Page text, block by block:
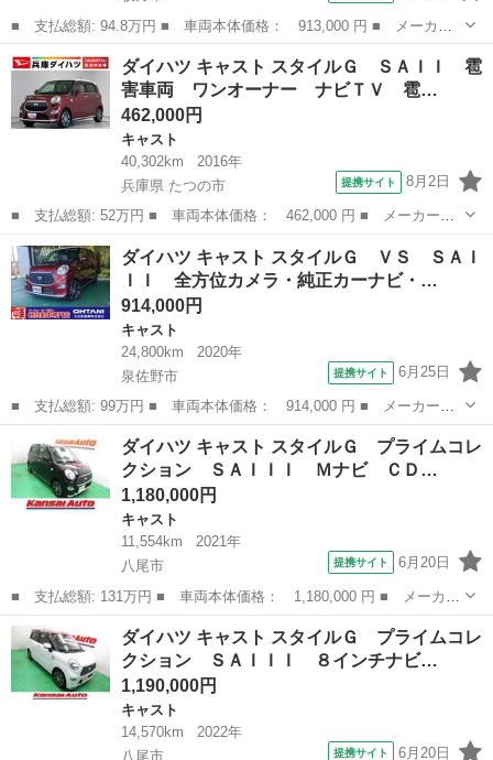
■ 支払総額: 94.8万円 ■ 車両本体価格： 913,000 円 ■ メーカー
名： ダイハツ ■ 車種名： キャスト ■ グレード名： スポーツ
ＳＡＩＩ スマートアシストＩＩ メモリナビ ワンセグＴＶ バッ
クカメラ Ｌ...
大阪 枚方市 キャスト
ダイハツ キャスト スタイルＧ ＳＡＩＩ 雹
害車両 ワンオーナー ナビＴＶ 雹…
462,000円
キャスト
40,302km
2016年
兵庫県 たつの市
提携サイト 8月2日
■ 支払総額: 52万円 ■ 車両本体価格： 462,000 円 ■ メーカー
名： ダイハツ ■ 車種名： キャスト ■ グレード名： スタイル
Ｇ ＳＡＩＩ 雹害車両 ワンオーナー ナビＴＶ 雹害車両 １年
保証 ワンオーナ...
兵庫 たつの市 キャスト
ダイハツ キャスト スタイルＧ ＶＳ ＳＡＩ
ＩＩ 全方位カメラ・純正カーナビ・…
914,000円
キャスト
24,800km
2020年
泉佐野市
提携サイト 6月25日
■ 支払総額: 99万円 ■ 車両本体価格： 914,000 円 ■ メーカー
名： ダイハツ ■ 車種名： キャスト ■ グレード名： スタイル
Ｇ ＶＳ ＳＡＩＩＩ 全方位カメラ・純正カーナビ・ドラレコ・Ｅ
ＴＣ・ＬＥＤヘッ...
泉佐野市 キャスト
ダイハツ キャスト スタイルＧ プライムコレ
クション ＳＡＩＩＩ Ｍナビ ＣＤ…
1,180,000円
キャスト
11,554km
2021年
八尾市
提携サイト 6月20日
■ 支払総額: 131万円 ■ 車両本体価格： 1,180,000 円 ■ メーカー
名： ダイハツ ■ 車種名： キャスト ■ グレード名： スタイル
Ｇ プライムコレクション ＳＡＩＩＩ Ｍナビ ＣＤ ＤＶＤ フ
ルセグ Ｂ...
大阪 キャスト
ダイハツ キャスト スタイルＧ プライムコレ
クション ＳＡＩＩＩ ８インチナビ…
1,190,000円
キャスト
14,570km
2022年
八尾市
提携サイト 6月20日